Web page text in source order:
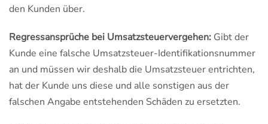
den Kunden über.
Regressansprüche bei Umsatzsteuervergehen: Gibt der
Kunde eine falsche Umsatzsteuer-Identifikationsnummer
an und müssen wir deshalb die Umsatzsteuer entrichten,
hat der Kunde uns diese und alle sonstigen aus der
falschen Angabe entstehenden Schäden zu ersetzten.